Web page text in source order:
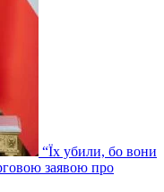
“Їх убили, бо вони
заявою про